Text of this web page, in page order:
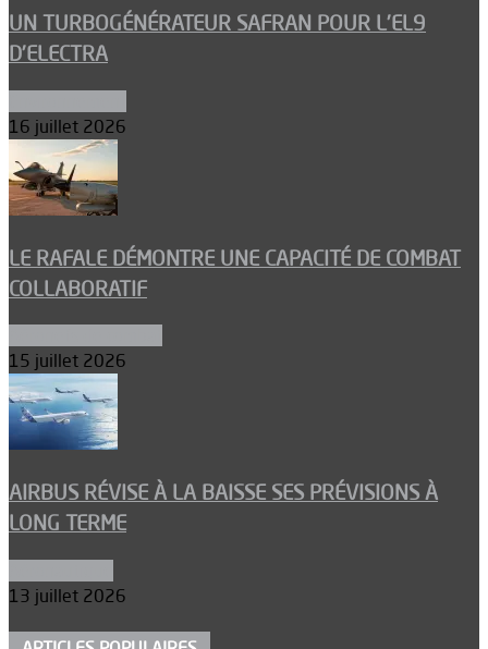
UN TURBOGÉNÉRATEUR SAFRAN POUR L’EL9
D’ELECTRA
16 juillet 2026
LE RAFALE DÉMONTRE UNE CAPACITÉ DE COMBAT
COLLABORATIF
15 juillet 2026
AIRBUS RÉVISE À LA BAISSE SES PRÉVISIONS À
LONG TERME
13 juillet 2026